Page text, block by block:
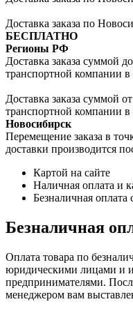
Доставка заказа по
БЕСПЛАТНО
Регионы РФ
Доставка заказа суммой
транспортной компании
Доставка заказа суммой
транспортной компании
Новосибирск
Перемещение заказа в
доставки производится
Картой на сайте
Наличная оплата и
Безналичная
Безналичная
Оплата товара по
юридическими лицами и
предпринимателями.
менеджером вам